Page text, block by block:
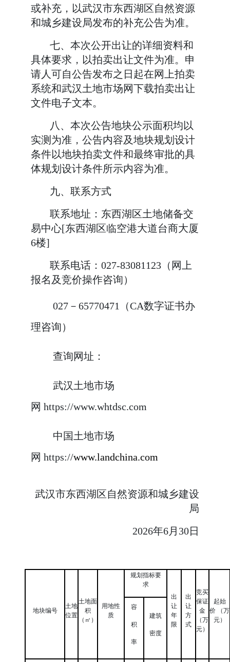
或补充，以武汉市东西湖区自然资源
和城乡建设局发布的补充公告为准。
七、本次公开出让的详细资料和
具体要求，以拍卖出让文件为准。申
请人可自公告发布之日起在网上拍卖
系统和武汉土地市场网下载拍卖出让
文件电子文本。
八、本次公告地块公示面积均以
实测为准，公告内容及地块规划设计
条件以地块拍卖文件和最终审批的具
体规划设计条件所示内容为准。
九、联系方式
联系地址：东西湖区土地储备交
易中心[东西湖区临空港大道台商大厦
6楼]
联系电话： 027-83081123（网上
报名及竞价操作咨询）
027－65770471（CA数字证书办
理咨询）
查询网址：
武汉土地市场
网 https://www.whtdsc.com
中国土地市场
网 https://www.landchina.com
武汉市东西湖区自然资源和城乡建设
局
2026年6月 30日
地块编号
土地
位置
土地面
积
（㎡）
用地性
质
规划指标要
求
出
让
年
限
出
让
方
式
竞买
保证
金
（万
元）
起始
价
（万
元）
容
积
率
建筑
密度